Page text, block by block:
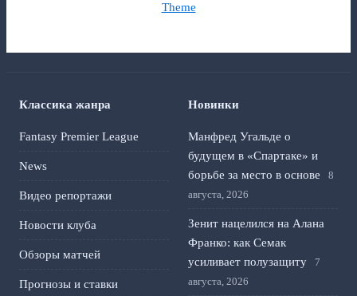
Theme
Классика жанра
Fantasy Premier League
News
Видео репортажи
Новости клуба
Обзоры матчей
Прогнозы и ставки
Новинки
Манфред Угальде о
будущем в «Спартаке» и
борьбе за место в основе
8
августа, 2026
Зенит нацелился на Алана
Франко: как Семак
усиливает полузащиту
7
августа, 2026